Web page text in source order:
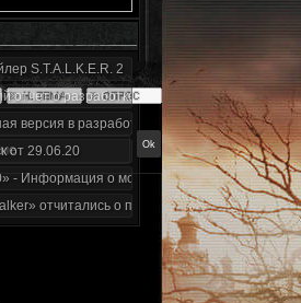
S.T.A.L.K.E.R. 2
отчет о разработке!
версия в разработке!
от 29.06.20
- Информация о моде за июнь 2020
отчитались о проделанной работе